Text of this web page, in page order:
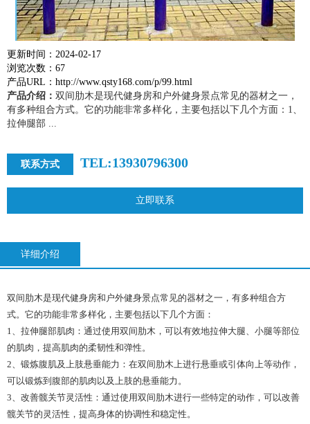
更新时间：2024-02-17
浏览次数：67
产品URL：http://www.qsty168.com/p/99.html
产品介绍： 双间肋木是现代健身房和户外健身景点常见的器材之一，
有多种组合方式。它的功能非常多样化，主要包括以下几个方面：1、
拉伸腿部 ...
联系方式 TEL:13930796300
立即联系
详细介绍
双间肋木是现代健身房和户外健身景点常见的器材之一，有多种组合方
式。它的功能非常多样化，主要包括以下几个方面：
1、拉伸腿部肌肉：通过使用双间肋木，可以有效地拉伸大腿、小腿等部位
的肌肉，提高肌肉的柔韧性和弹性。
2、锻炼腹肌及上肢悬垂能力：在双间肋木上进行悬垂或引体向上等动作，
可以锻炼到腹部的肌肉以及上肢的悬垂能力。
3、改善髋关节灵活性：通过使用双间肋木进行一些特定的动作，可以改善
髋关节的灵活性，提高身体的协调性和稳定性。